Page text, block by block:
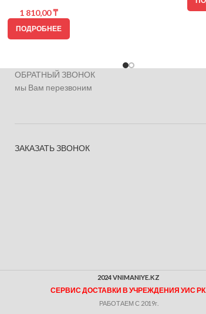
1 810,00₸
ПОДРОБНЕЕ
ОБРАТНЫЙ ЗВОНОК
мы Вам перезвоним
ЗАКАЗАТЬ ЗВОНОК
2024 VNIMANIYE.KZ
СЕРВИС ДОСТАВКИ В УЧРЕЖДЕНИЯ УИС РК
РАБОТАЕМ С 2019г.